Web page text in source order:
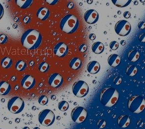
Waterdruppels